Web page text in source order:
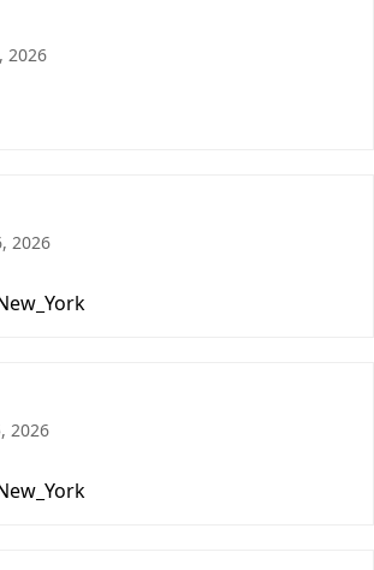
2026
2026
2026